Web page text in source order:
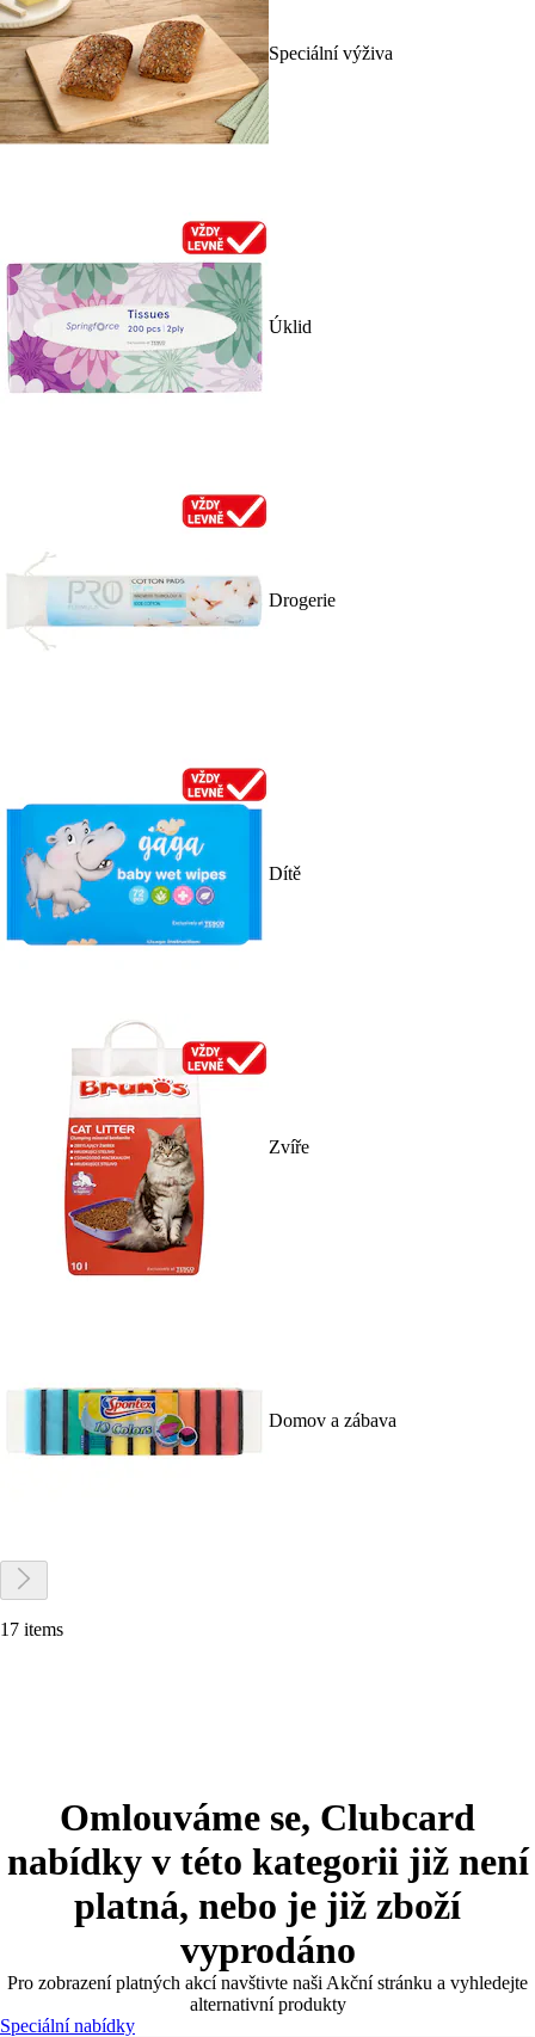
Speciální výživa
Úklid
Drogerie
Dítě
Zvíře
Domov a zábava
17 items
Omlouváme se, Clubcard
nabídky v této kategorii již není
platná, nebo je již zboží
vyprodáno
Pro zobrazení platných akcí navštivte naši Akční stránku a vyhledejte
alternativní produkty
Speciální nabídky